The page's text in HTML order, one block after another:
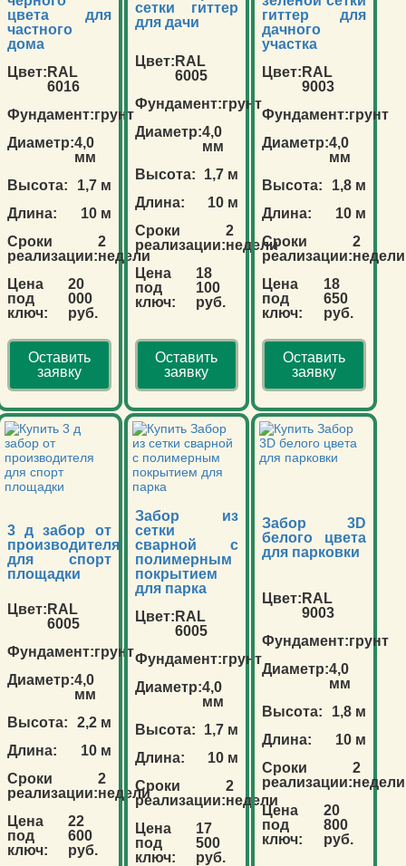
цвета для
частного
дома
Цвет: RAL
6016
Фундамент:грунт
Диаметр:4,0
мм
Высота:
1,7 м
Длина:
10 м
Сроки
реализации:
2
недели
Цена
под
ключ:
20
000
руб.
Оставить
заявку
сетки гиттер
для дачи
Цвет: RAL
6005
Фундамент:грунт
Диаметр:4,0
мм
Высота:
1,7 м
Длина:
10 м
Сроки
реализации:
2
недели
Цена
под
ключ:
18
100
руб.
Оставить
заявку
гиттер для
дачного
участка
Цвет: RAL
9003
Фундамент:грунт
Диаметр:4,0
мм
Высота:
1,8 м
Длина:
10 м
Сроки
реализации:
2
недели
Цена
под
ключ:
18
650
руб.
Оставить
заявку
3 д забор от
производителя
для спорт
площадки
Цвет: RAL
6005
Фундамент:грунт
Диаметр:4,0
мм
Высота:
2,2 м
Длина:
10 м
Сроки
реализации:
2
недели
Цена
под
ключ:
22
600
руб.
Забор из
сетки
сварной с
полимерным
покрытием
для парка
Цвет: RAL
6005
Фундамент:грунт
Диаметр:4,0
мм
Высота:
1,7 м
Длина:
10 м
Сроки
реализации:
2
недели
Цена
под
ключ:
17
500
руб.
Забор 3D
белого цвета
для парковки
Цвет: RAL
9003
Фундамент:грунт
Диаметр:4,0
мм
Высота:
1,8 м
Длина:
10 м
Сроки
реализации:
2
недели
Цена
под
ключ:
20
800
руб.